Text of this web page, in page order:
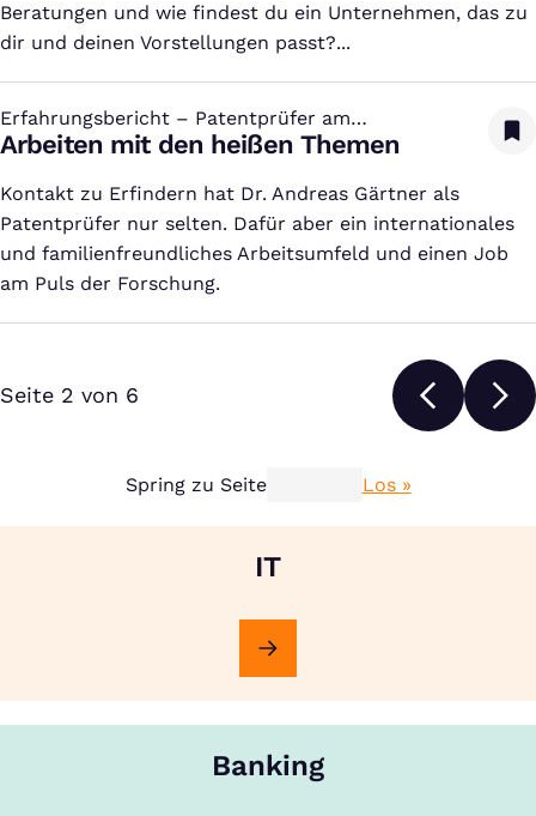
Beratungen und wie findest du ein Unternehmen, das zu
dir und deinen Vorstellungen passt?...
Erfahrungsbericht – Patentprüfer am
Europäischen Patentamt
:
Arbeiten mit den heißen Themen
Kontakt zu Erfindern hat Dr. Andreas Gärtner als
Patentprüfer nur selten. Dafür aber ein internationales
und familienfreundliches Arbeitsumfeld und einen Job
am Puls der Forschung.
Seite 2 von 6
Spring zu Seite Los »
IT
Banking